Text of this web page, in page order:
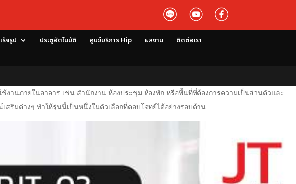
ร็จรูป ประตูอัตโนมัติ ศูนย์บริการ Hip ผลงาน
ติดต่อเรา
งานภายในอาคาร เช่น สำนักงาน ห้องประชุม ห้องพัก หรือพื้นที่ที่ต้องการความเป็นส่วนตัวและ
ริมต่างๆ ทำให้รุ่นนี้เป็นหนึ่งในตัวเลือกที่ตอบโจทย์ได้อย่างรอบด้าน